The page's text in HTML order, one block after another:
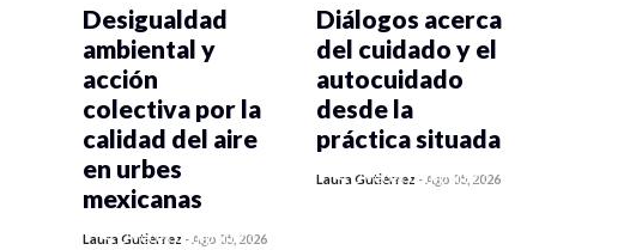
0 veces compartido
Desigualdad
ambiental y
acción
colectiva por la
calidad del aire
en urbes
mexicanas
Laura Gutiérrez -Ago 05, 2026
0 veces compartido
Diálogos acerca
del cuidado y el
autocuidado
desde la
práctica situada
Laura Gutiérrez -Ago 05, 2026